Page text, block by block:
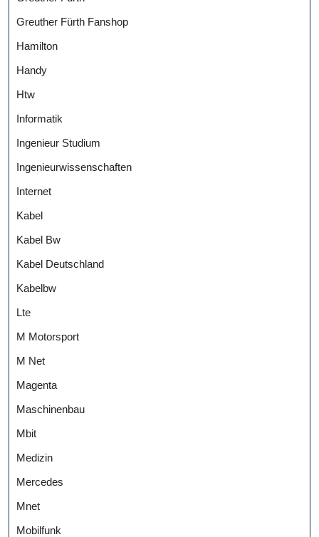
Greuther Fürth Fanshop
Hamilton
Handy
Htw
Informatik
Ingenieur Studium
Ingenieurwissenschaften
Internet
Kabel
Kabel Bw
Kabel Deutschland
Kabelbw
Lte
M Motorsport
M Net
Magenta
Maschinenbau
Mbit
Medizin
Mercedes
Mnet
Mobilfunk